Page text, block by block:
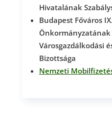
Hivatalának
Budapest Főváros
Önkormányzatának
Városgazdálkodási
Bizottsága
Nemzeti